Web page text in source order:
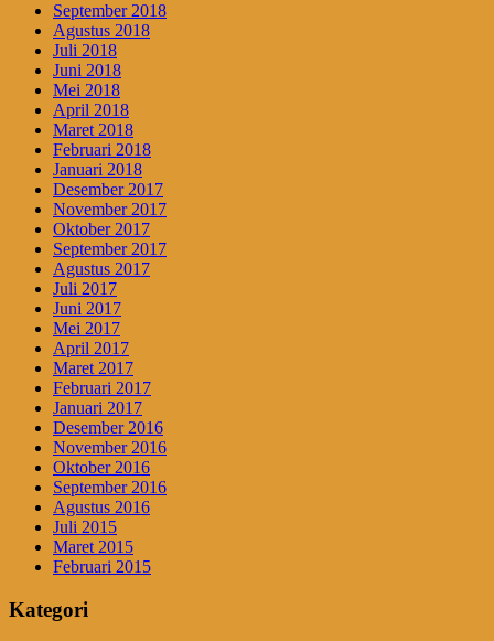
September 2018
Agustus 2018
Juli 2018
Juni 2018
Mei 2018
April 2018
Maret 2018
Februari 2018
Januari 2018
Desember 2017
November 2017
Oktober 2017
September 2017
Agustus 2017
Juli 2017
Juni 2017
Mei 2017
April 2017
Maret 2017
Februari 2017
Januari 2017
Desember 2016
November 2016
Oktober 2016
September 2016
Agustus 2016
Juli 2015
Maret 2015
Februari 2015
Kategori